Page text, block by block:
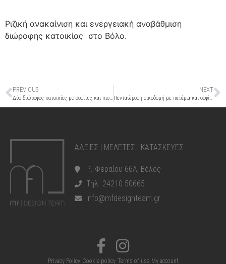
Ριζική ανακαίνιση και ενεργειακή αναβάθμιση
διώροφης κατοικίας στο Βόλο.
PREVIOUS
Δύο διώροφες κατοικίες με σοφίτες και πισίνες
NEXT
Πενταώροφη οικοδομή με πατάρια και σοφίτα
ΑΔΕΙΕΣ | ΜΕΛΕΤΕΣ | ΚΑΤΑΣΚΕΥΕΣ
Ρ. Φεραίου 66Α, Βόλος
Τηλ. 24210 50665
info@mfdesignteam.gr
Privacy Policy Cookie policy Terms of use My account